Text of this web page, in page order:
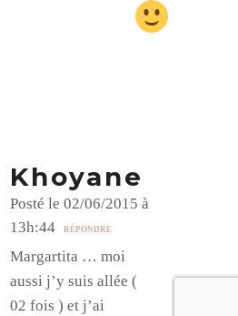
Khoyane
Posté le 02/06/2015 à
13h:44
RÉPONDRE
Margartita … moi
aussi j’y suis allée (
02 fois ) et j’ai